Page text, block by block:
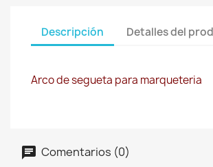
Descripción Detalles del
Arco de segueta para marqueteria
Comentarios (0)